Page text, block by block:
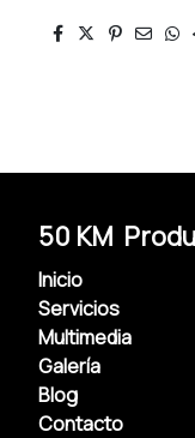
50 KM
Inicio
Servicios
Multimedia
Galería
Blog
Contacto